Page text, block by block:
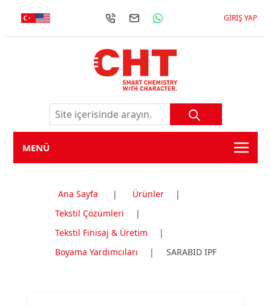
GIRIŞ YAP
MENÜ
Ana Sayfa | Ürünler
|
Tekstil Çözümleri
|
Tekstil Finisaj & Üretim
|
Boyama Yardımcıları
| SARABID IPF